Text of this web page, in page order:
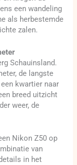
een wandeling
als herbestemde
zalen.
Schauinsland.
de langste
kwartier naar
breed uitzicht
weer, de
Nikon Z50 op
van
in het